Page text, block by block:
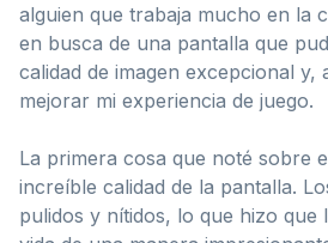
alguien que trabaja mucho en la
en busca de una pantalla que
calidad de imagen excepcional y,
mejorar mi experiencia de juego.
La primera cosa que noté sobre
increíble calidad de la pantalla.
pulidos y nítidos, lo que hizo que